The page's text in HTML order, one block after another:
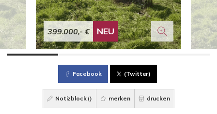
399.000,- € NEU
Facebook (Twitter)
Notizblock () merken drucken